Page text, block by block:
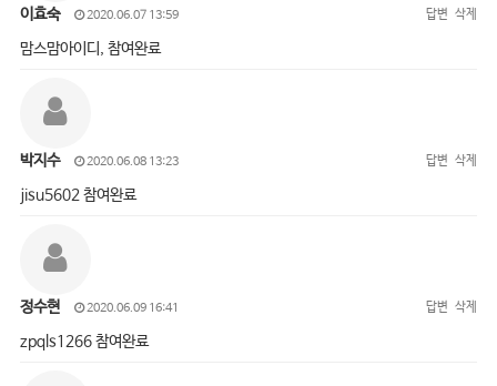
이효숙 2020.06.07 13:59 답변 삭제
맘스맘아이디, 참여완료
박지수 2020.06.08 13:23 답변 삭제
jisu5602 참여완료
정수현 2020.06.09 16:41 답변 삭제
zpqls1266 참여완료